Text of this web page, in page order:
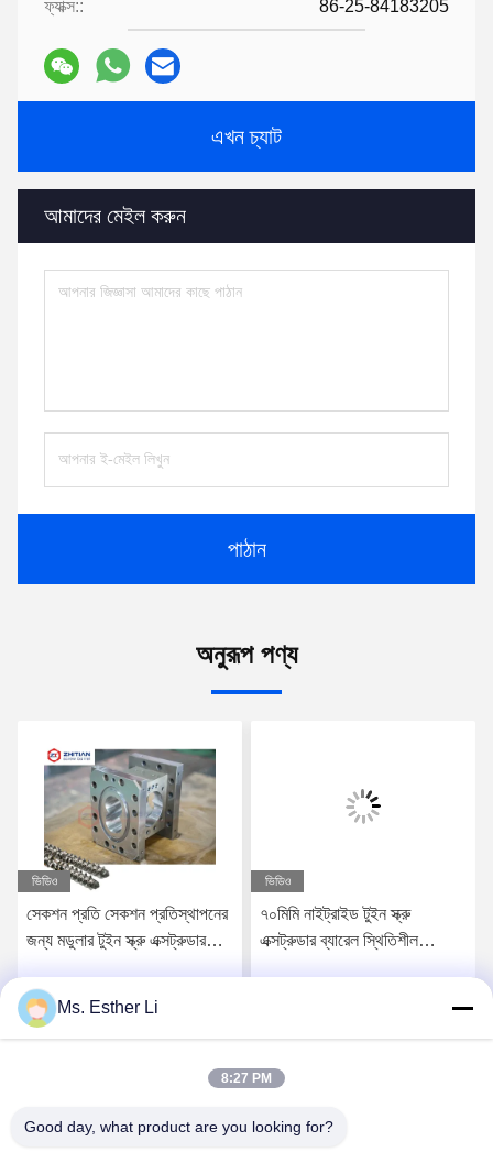
ফ্যাক্স:: 86-25-84183205
এখন চ্যাট
আমাদের মেইল করুন
পাঠান
অনুরূপ পণ্য
ভিডিও
সেকশন প্রতি সেকশন প্রতিস্থাপনের
জন্য মডুলার টুইন স্ক্রু এক্সট্রুডার
সেরা মূল্য পান
ভিডিও
৭০মিমি নাইট্রাইড টুইন স্ক্রু
এক্সট্রুডার ব্যারেল স্থিতিশীল
Ms. Esther Li
8:27 PM
Good day, what product are you looking for?